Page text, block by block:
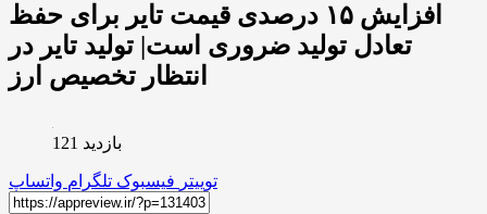
افزایش ۱۵ درصدی قیمت تایر برای حفظ
تعادل تولید ضروری است| تولید تایر در
انتظار تخصیص ارز
بازدید 121
توییتر فیسبوک تلگرام واتساپ